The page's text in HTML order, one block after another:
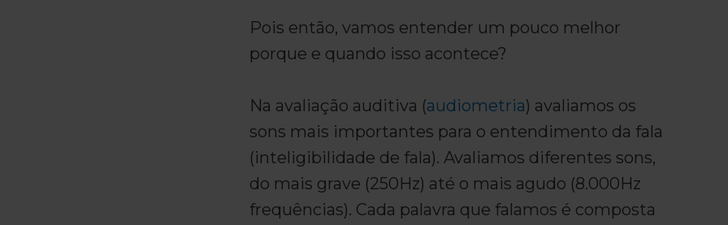
Pois então, vamos entender um pouco melhor
porque e quando isso acontece?
Na avaliação auditiva (audiometria) avaliamos os
sons mais importantes para o entendimento da fala
(inteligibilidade de fala). Avaliamos diferentes sons,
do mais grave (250Hz) até o mais agudo (8.000Hz
frequências). Cada palavra que falamos é composta